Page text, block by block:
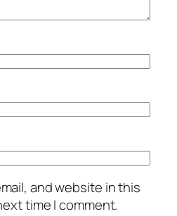
and website in this
time I comment.